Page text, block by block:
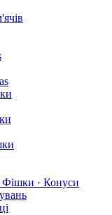
Фішки · Конуси